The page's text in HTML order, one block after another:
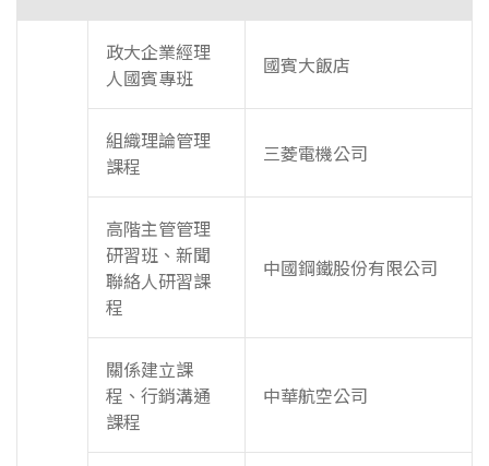
政大企業經理
人國賓專班
國賓大飯店
組織理論管理
課程
三菱電機公司
高階主管管理
研習班、新聞
聯絡人研習課
程
中國鋼鐵股份有限公司
關係建立課
程、行銷溝通
課程
中華航空公司